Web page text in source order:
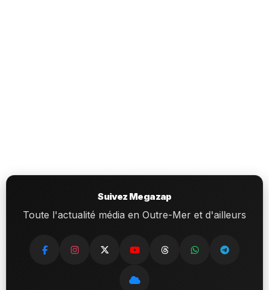
Suivez Megazap
Toute l'actualité média en Outre-Mer et d'ailleurs